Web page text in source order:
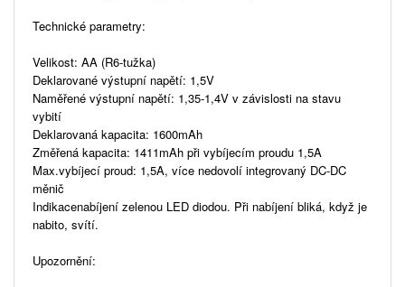
Technické parametry:
Velikost: AA (R6-tužka)
Deklarované výstupní napětí: 1,5V
Naměřené výstupní napětí: 1,35-1,4V v závislosti na stavu
vybití
Deklarovaná kapacita: 1600mAh
Změřená kapacita: 1411mAh při vybíjecím proudu 1,5A
Max.vybíjecí proud: 1,5A, více nedovolí integrovaný DC-DC
měnič
Indikacenabíjení zelenou LED diodou. Při nabíjení bliká, když je
nabito, svítí.
Upozornění: